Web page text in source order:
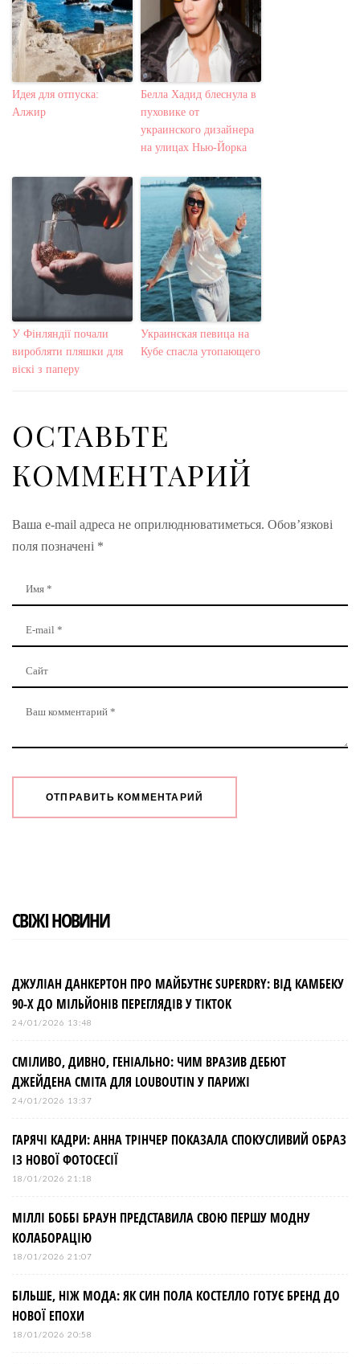
Идея для отпуска:
Алжир
Белла Хадид блеснула в
пуховике от
украинского дизайнера
на улицах Нью-Йорка
У Фінляндії почали
виробляти пляшки для
віскі з паперу
Украинская певица на
Кубе спасла утопающего
ОСТАВЬТЕ
КОММЕНТАРИЙ
Ваша e-mail адреса не оприлюднюватиметься. Обов’язкові
поля позначені *
СВІЖІ НОВИНИ
ДЖУЛІАН ДАНКЕРТОН ПРО МАЙБУТНЄ SUPERDRY: ВІД КАМБЕКУ
90-Х ДО МІЛЬЙОНІВ ПЕРЕГЛЯДІВ У TIKTOK
24/01/2026 13:48
СМІЛИВО, ДИВНО, ГЕНІАЛЬНО: ЧИМ ВРАЗИВ ДЕБЮТ
ДЖЕЙДЕНА СМІТА ДЛЯ LOUBOUTIN У ПАРИЖІ
24/01/2026 13:37
ГАРЯЧІ КАДРИ: АННА ТРІНЧЕР ПОКАЗАЛА СПОКУСЛИВИЙ ОБРАЗ
ІЗ НОВОЇ ФОТОСЕСІЇ
18/01/2026 21:18
МІЛЛІ БОББІ БРАУН ПРЕДСТАВИЛА СВОЮ ПЕРШУ МОДНУ
КОЛАБОРАЦІЮ
18/01/2026 21:07
БІЛЬШЕ, НІЖ МОДА: ЯК СИН ПОЛА КОСТЕЛЛО ГОТУЄ БРЕНД ДО
НОВОЇ ЕПОХИ
18/01/2026 20:58